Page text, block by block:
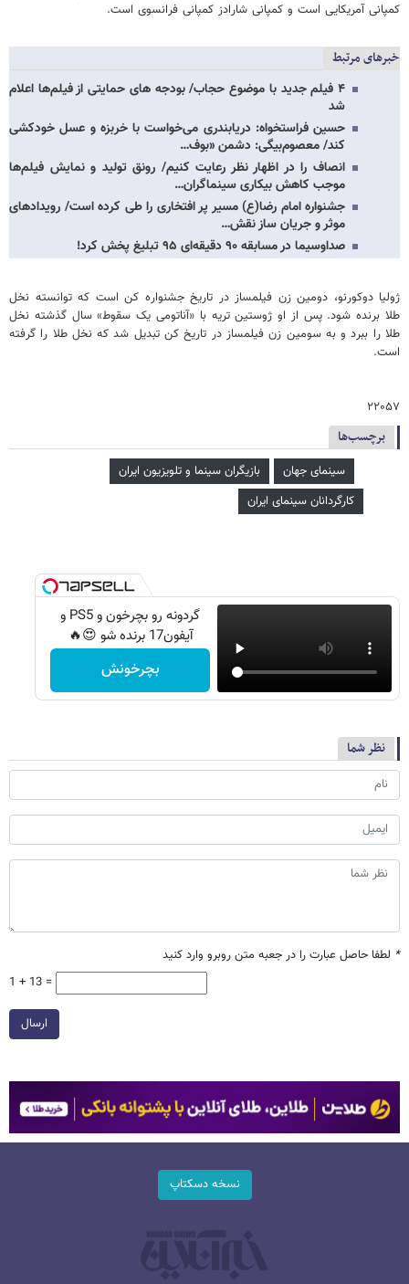
کمپانی آمریکایی است و کمپانی شارادز کمپانی فرانسوی است.
خبرهای مرتبط
۴ فیلم جدید با موضوع حجاب/ بودجه ‌های حمایتی از فیلم‌ها اعلام
شد
حسین فراستخواه: دریابندری می‌خواست با خربزه و عسل خودکشی
کند/ معصوم‌بیگی: دشمن «بوف…
انصاف را در اظهار نظر رعایت کنیم/ رونق تولید و نمایش فیلم‌ها
موجب کاهش بیکاری سینماگران…
جشنواره امام رضا(ع) مسیر پر افتخاری را طی کرده است/ رویدادهای
موثر و جریان ساز نقش…
صداوسیما در مسابقه ۹۰ دقیقه‌ای ۹۵ تبلیغ پخش کرد!
ژولیا دوکورنو، دومین زن فیلمساز در تاریخ جشنواره کن است که توانسته نخل
طلا برنده شود. پس از او ژوستین تریه با «آناتومی یک سقوط» سال گذشته نخل
طلا را ببرد و به سومین زن فیلمساز در تاریخ کن تبدیل شد که نخل طلا را گرفته
است.
۲۲۰۵۷
برچسب‌ها
سینمای جهان
بازیگران سینما و تلویزیون ایران
کارگردانان سینمای ایران
گردونه رو بچرخون و PS5 و
آیفون17 برنده شو 😍🔥
بچرخونش
نظر شما
* لطفا حاصل عبارت را در جعبه متن روبرو وارد کنید
1 + 13 =
ارسال
نسخه دسکتاپ